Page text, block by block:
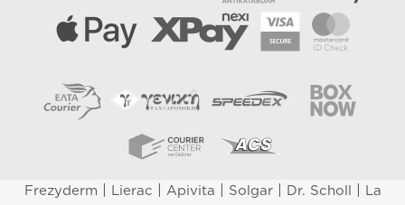
Frezyderm Lierac Apivita Solgar| Dr. Scholl
La